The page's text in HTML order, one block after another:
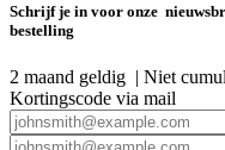
Schrijf je in voor onze
bestelling
2 maand geldig | Niet
Kortingscode via mail